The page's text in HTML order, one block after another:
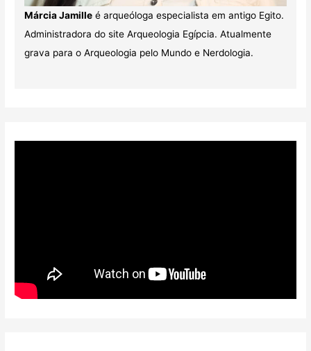
Márcia Jamilleé arqueóloga especialista em antigo Egito.
Administradora do site Arqueologia Egípcia. Atualmente
grava para o Arqueologia pelo Mundo e Nerdologia.